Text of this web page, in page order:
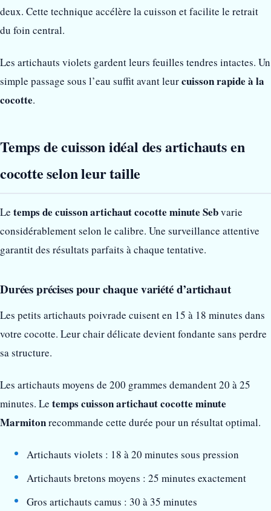
deux. Cette technique accélère la cuisson et facilite le retrait
du foin central.
Les artichauts violets gardent leurs feuilles tendres intactes. Un
simple passage sous l’eau suffit avant leurcuisson rapide à la
cocotte.
Temps de cuisson idéal des artichauts en
cocotte selon leur taille
Le temps de cuisson artichaut cocotte minute Sebvarie
considérablement selon le calibre. Une surveillance attentive
garantit des résultats parfaits à chaque tentative.
Durées précises pour chaque variété d’artichaut
Les petits artichauts poivrade cuisent en 15 à 18 minutes dans
votre cocotte. Leur chair délicate devient fondante sans perdre
sa structure.
Les artichauts moyens de 200 grammes demandent 20 à 25
minutes. Le temps cuisson artichaut cocotte minute
Marmitonrecommande cette durée pour un résultat optimal.
Artichauts violets : 18 à 20 minutes sous pression
Artichauts bretons moyens : 25 minutes exactement
Gros artichauts camus : 30 à 35 minutes